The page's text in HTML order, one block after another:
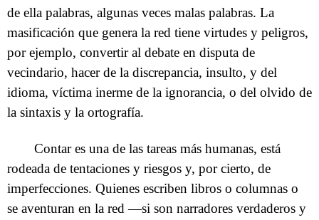
de ella palabras, algunas veces malas palabras. La
masificación que genera la red tiene virtudes y peligros,
por ejemplo, convertir al debate en disputa de
vecindario, hacer de la discrepancia, insulto, y del
idioma, víctima inerme de la ignorancia, o del olvido de
la sintaxis y la ortografía.
Contar es una de las tareas más humanas, está
rodeada de tentaciones y riesgos y, por cierto, de
imperfecciones. Quienes escriben libros o columnas o
se aventuran en la red —si son narradores verdaderos y